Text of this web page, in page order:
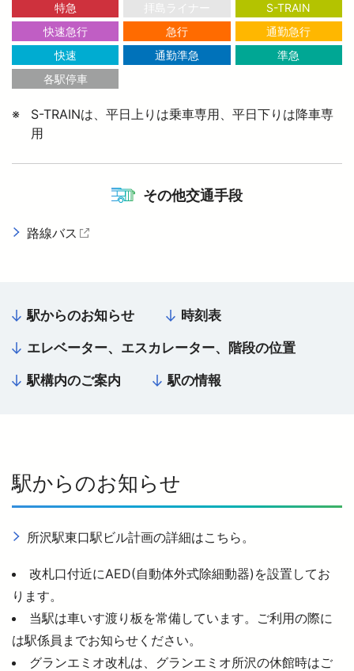
より安全に・快適に
ニュースルーム
企業情報
法人の方へ
西武鉄道の公式アカウント一覧
サイトのご利用にあたって
特急 拝島ライナー
S-TRAIN
快速急行
急行
通勤急行
快速
通勤準急
準急
各駅停車
S-TRAINは、平日上りは乗車専用、平日下りは降車専
用
その他交通手段
路線バス
駅からのお知らせ 時刻表
エレベーター、エスカレーター、階段の位置
駅構内のご案内 駅の情報
駅からのお知らせ
所沢駅東口駅ビル計画の詳細はこちら。
改札口付近にAED(自動体外式除細動器)を設置してお
ります。
当駅は車いす渡り板を常備しています。ご利用の際に
は駅係員までお知らせください。
グランエミオ改札は、グランエミオ所沢の休館時はご